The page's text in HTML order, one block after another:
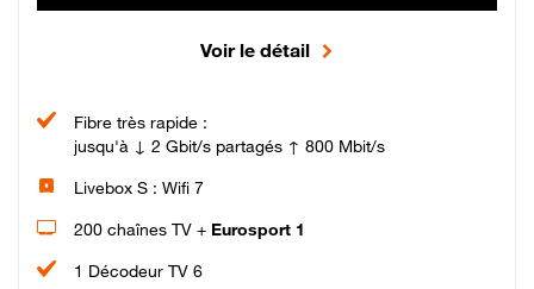
Voir le détail
Fibre très rapide :
jusqu'à ↓ 2 Gbit/s partagés ↑ 800 Mbit/s
Livebox S : Wifi 7
200 chaînes TV + Eurosport 1
1 Décodeur TV 6